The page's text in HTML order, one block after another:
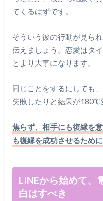
てくるはずです。
そういう彼の行動が見ら
伝えましょう。恋愛はタ
とより大事になります。
同じことをするにしても
失敗したりと結果が180℃
焦らず、相手にも復縁を
も復縁を成功させるために
LINEから始めて、
白はすべき